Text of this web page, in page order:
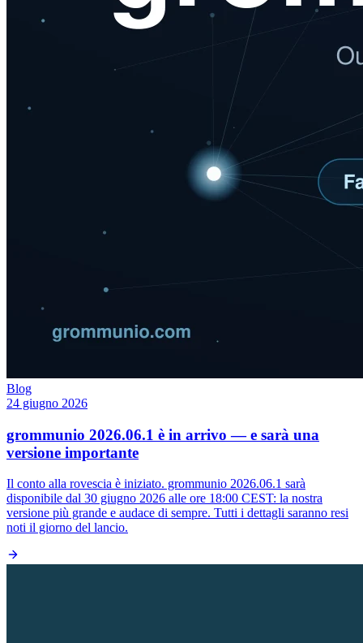
Blog
24 giugno 2026
grommunio 2026.06.1 è in arrivo — e sarà una
versione importante
Il conto alla rovescia è iniziato. grommunio 2026.06.1 sarà
disponibile dal 30 giugno 2026 alle ore 18:00 CEST: la nostra
versione più grande e audace di sempre. Tutti i dettagli saranno resi
noti il giorno del lancio.